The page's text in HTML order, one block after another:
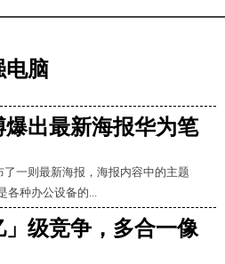
电脑
出最新海报华为笔
一则最新海报，海报内容中的主题
种办公设备的...
级竞争，多合一像